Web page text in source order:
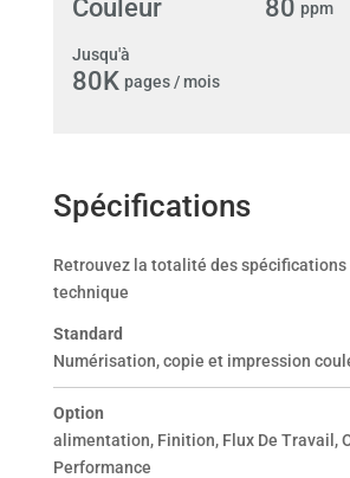
Couleur 80 ppm
Jusqu'à
80K pages / mois
Spécifications
Retrouvez la totalité des spécifications
technique
Standard
Numérisation, copie et impression
Option
alimentation, Finition, Flux De Travail,
Performance